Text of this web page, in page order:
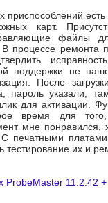
приспособлений
карт.
файлы
процессе ремонта
поддержки не
После
пароль указали,
для активации.
время для
мне понравился,
платами
тестирование их и
ProbeMaster 11.2.42